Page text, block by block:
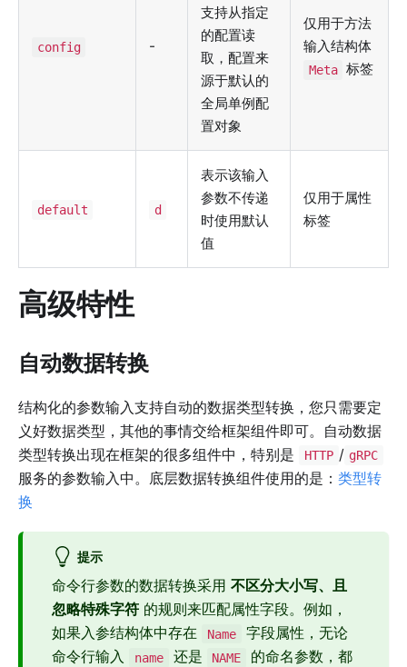
config -
支持从指定
的配置读
取，配置来
源于默认的
全局单例配
置对象
仅用于方法
输入结构体
Meta 标签
default d
表示该输入
参数不传递
时使用默认
值
仅用于属性
标签
高级特性
自动数据转换
结构化的参数输入支持自动的数据类型转换，您只需要定
义好数据类型，其他的事情交给框架组件即可。自动数据
类型转换出现在框架的很多组件中，特别是
HTTP / gRPC
服务的参数输入中。底层数据转换组件使用的是： 类型转
换
提示
命令行参数的数据转换采用 不区分大小写、且
忽略特殊字符 的规则来匹配属性字段。例如，
如果入参结构体中存在
Name
字段属性，无论
命令行输入
name 还是 NAME
的命名参数，都